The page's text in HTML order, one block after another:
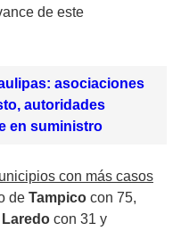
de este
asociaciones
autoridades
en suministro
con más casos
de Tampico con 75,
Laredo con 31 y